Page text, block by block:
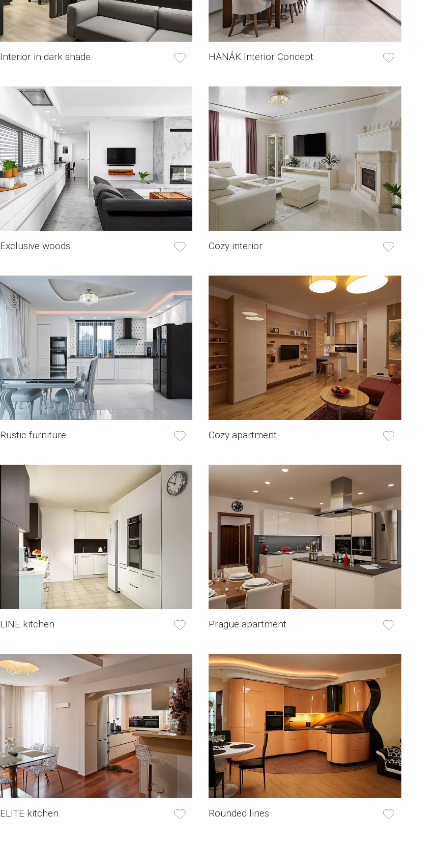
Interior in dark shade HANÁK Interior Concept
Exclusive woods Cozy interior
Rustic furniture Cozy apartment
LINE kitchen Prague apartment
ELITE kitchen Rounded lines